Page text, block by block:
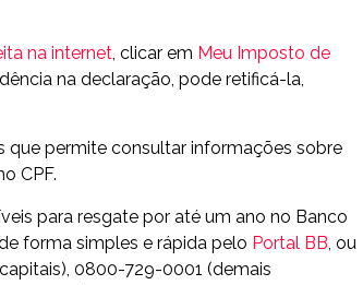
na internet , clicar em Meu Imposto de
na declaração, pode retificá-la,
que permite consultar informações sobre
CPF.
para resgate por até um ano no Banco
forma simples e rápida pelo Portal BB , ou
0800-729-0001 (demais